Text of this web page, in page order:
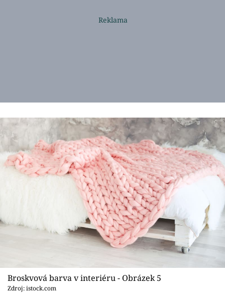
Broskvová barva v interiéru - Obrázek 5
Zdroj: istock.com